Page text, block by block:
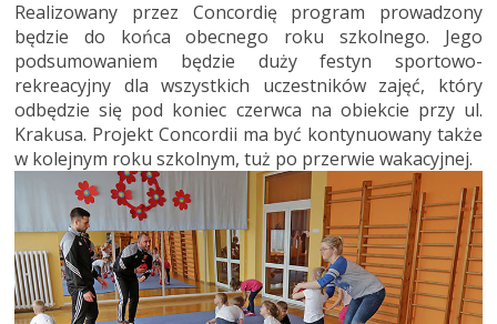
Realizowany przez Concordię program prowadzony
będzie do końca obecnego roku szkolnego. Jego
podsumowaniem będzie duży festyn sportowo-
rekreacyjny dla wszystkich uczestników zajęć, który
odbędzie się pod koniec czerwca na obiekcie przy ul.
Krakusa. Projekt Concordii ma być kontynuowany także
w kolejnym roku szkolnym, tuż po przerwie wakacyjnej.